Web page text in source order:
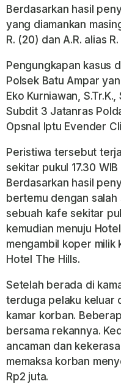
Berdasarkan hasil
yang diamankan
R. (20) dan A.R. alias
Pengungkapan kasus
Polsek Batu Ampar
Eko Kurniawan,
Subdit 3 Jatanras
Opsnal Iptu Evender
Peristiwa tersebut
sekitar pukul 17.30
Berdasarkan hasil
bertemu dengan
sebuah kafe sekitar
kemudian menuju
mengambil koper
Hotel The Hills.
Setelah berada di
terduga pelaku keluar
kamar korban.
bersama rekannya.
ancaman dan
memaksa korban
Rp2 juta.